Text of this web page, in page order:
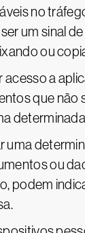
no
um sinal
ou
acesso a
que não
uma
ou
podem